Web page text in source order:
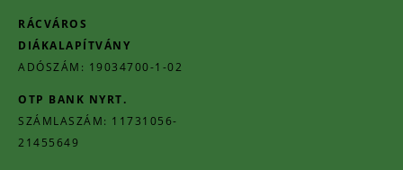
RÁCVÁROS
DIÁKALAPÍTVÁNY
ADÓSZÁM: 19034700-1-02
OTP BANK NYRT.
SZÁMLASZÁM: 11731056-
21455649